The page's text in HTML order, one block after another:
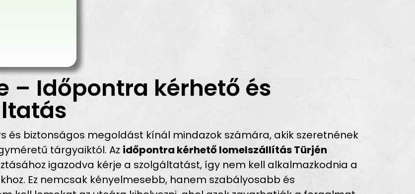
– Időpontra kérhető és
és biztonságos megoldást kínál mindazok számára, akik szeretnének
tárgyaiktól. Az időpontra kérhető lomelszállítás Türjén
igazodva kérje a szolgáltatást, így nem kell alkalmazkodnia a
Ez nemcsak kényelmesebb, hanem szabályosabb és